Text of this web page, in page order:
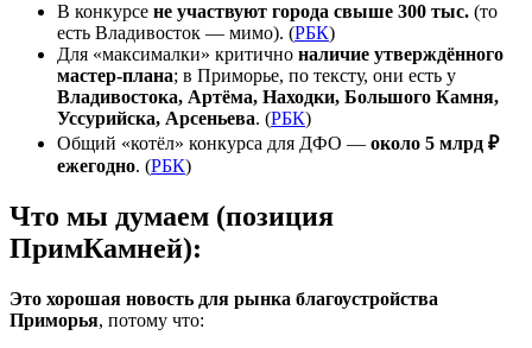
В конкурсе не участвуют города свыше 300 тыс. (то
есть Владивосток — мимо). (РБК)
Для «максималки» критично наличие утверждённого
мастер-плана; в Приморье, по тексту, они есть у
Владивостока, Артёма, Находки, Большого Камня,
Уссурийска, Арсеньева. (РБК)
Общий «котёл» конкурса для ДФО — около 5 млрд ₽
ежегодно. (РБК)
Что мы думаем (позиция
ПримКамней):
Это хорошая новость для рынка благоустройства
Приморья, потому что: